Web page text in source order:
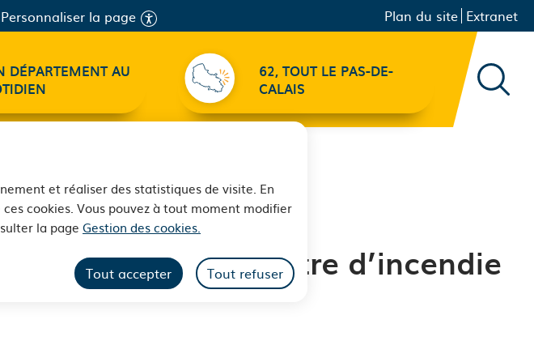
et réaliser des statistiques de visite. En
cookies. Vous pouvez à tout moment modifier
la page Gestion des cookies.
Tout accepter Tout refuser
Personnaliser la page Menu principal
Navigation
secondaire
Plan du site Extranet
DÉPARTEMENT AU
62, TOUT LE PAS-DE-
CALAIS
un nouveau centre d’incendie